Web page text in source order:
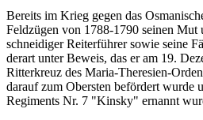
Bereits im Krieg gegen das
Feldzügen von 1788-1790 seinen Mut
schneidiger Reiterführer sowie seine
derart unter Beweis, das er am 19.
Ritterkreuz des Maria-Theresien-
darauf zum Obersten befördert wurde
Regiments Nr. 7 "Kinsky" ernannt